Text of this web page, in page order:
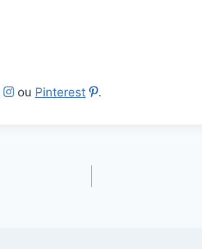
ou Pinterest .